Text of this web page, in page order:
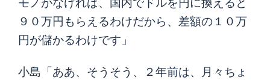
モノがなければ、国内でドルを円に換えると
９０万円もらえるわけだから、差額の１０万
円が儲かるわけです」
小島「ああ、そうそう、２年前は、月々ちょ